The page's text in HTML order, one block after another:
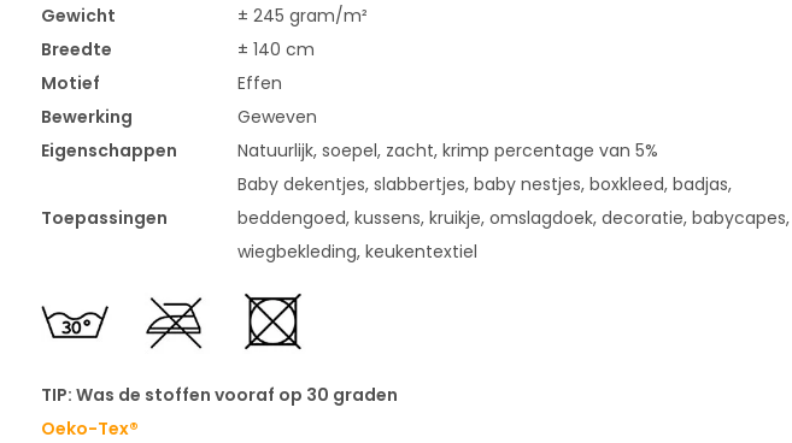
Gewicht
± 245 gram/m²
Breedte
± 140 cm
Motief
Effen
Bewerking
Geweven
Eigenschappen
Natuurlijk, soepel, zacht, krimp percentage van 5%
Toepassingen
Baby dekentjes, slabbertjes, baby nestjes, boxkleed, badjas,
beddengoed, kussens, kruikje, omslagdoek, decoratie, babycapes,
wiegbekleding, keukentextiel
TIP: Was de stoffen vooraf op 30 graden
Oeko-Tex®